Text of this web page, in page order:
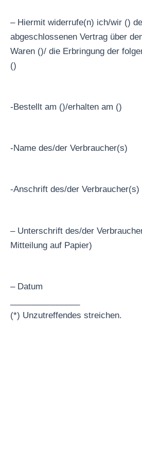
– Hiermit widerrufe(n) ich/wir ()
abgeschlossenen Vertrag über
Waren ()/ die Erbringung der
()
-Bestellt am ()/erhalten am ()
-Name des/der Verbraucher(s)
-Anschrift des/der Verbraucher(s)
– Unterschrift des/der
Mitteilung auf Papier)
– Datum
(*) Unzutreffendes streichen.